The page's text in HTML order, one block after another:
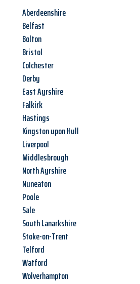
Aberdeenshire
Belfast
Bolton
Bristol
Colchester
Derby
East Ayrshire
Falkirk
Hastings
Kingston upon Hull
Liverpool
Middlesbrough
North Ayrshire
Nuneaton
Poole
Sale
South Lanarkshire
Stoke-on-Trent
Telford
Watford
Wolverhampton